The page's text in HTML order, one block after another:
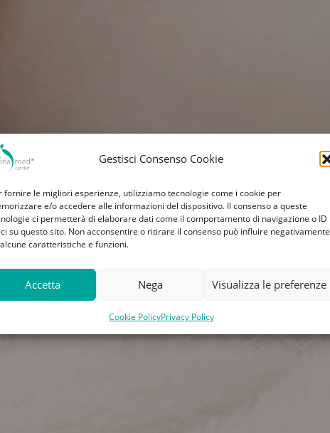
Gestisci Consenso Cookie
fornire le migliori esperienze, utilizziamo tecnologie come i cookie per
e/o accedere alle informazioni del dispositivo. Il consenso a queste
ci permetterà di elaborare dati come il comportamento di navigazione o ID
su questo sito. Non acconsentire o ritirare il consenso può influire negativamente
caratteristiche e funzioni.
Accetta Nega Visualizza le preferenze
Cookie PolicyPrivacy Policy